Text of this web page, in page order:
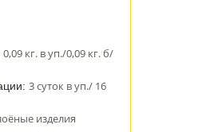
0,09 кг. в уп./0,09 кг. б/
3 суток в уп./ 16
изделия